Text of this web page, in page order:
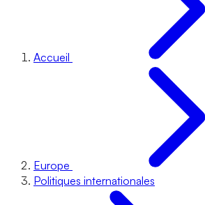
Accueil
Europe
Politiques internationales